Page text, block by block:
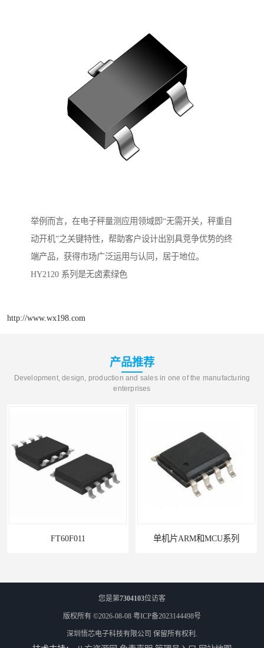
举例而言，在电子秤量测应用领域即“无需开关，秤重自
动开机”之关键特性，帮助客户设计出别具竞争优势的终
端产品，获得市场广泛运用与认同，居于地位。
HY2120 系列是无卤素绿色
http://www.wx198.com
产品推荐
Development, design, production and sales in one of the manufacturing
enterprises
FT60F011 单机片ARM和MCU系列
您是第7304103位访客
版权所有 ©2026-08-08 粤ICP备2023144498号
深圳悟芯电子科技有限公司 保留所有权利.